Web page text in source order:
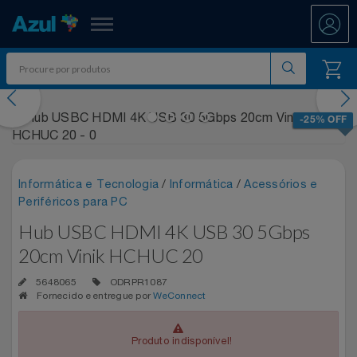
Azul Fidelidade
Shopping
ATÉ 50% OFF DIA DOS PAIS
DIA DOS PAIS ATÉ 60% OFF
EXPERÊNCIAS VIVIDAS AO VIVO
Departamentos
Ar E Ventilação
Artigos Para Festa
Resgate
Asics
Acumule Pontos
Abastece Aí
-25% OFF
Informática e Tecnologia/ Informática /Acessórios e
Periféricos para PC
Hub USBC HDMI 4K USB 30 5Gbps
20cm Vinik HCHUC 20
5648065
ODRPR1087
Fornecido e entregue porWeConnect
Produto indisponível!